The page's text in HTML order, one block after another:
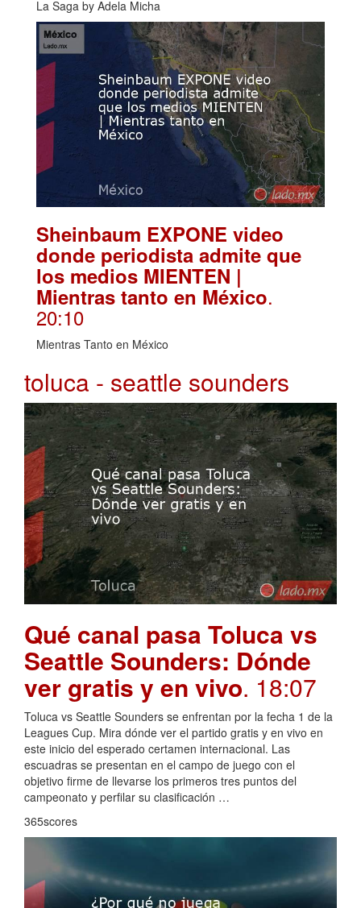
La Saga by Adela Micha
Sheinbaum EXPONE video
donde periodista admite que
los medios MIENTEN |
Mientras tanto en México.
20:10
Mientras Tanto en México
toluca - seattle sounders
Qué canal pasa Toluca vs
Seattle Sounders: Dónde
ver gratis y en vivo. 18:07
Toluca vs Seattle Sounders se enfrentan por la fecha 1 de la
Leagues Cup. Mira dónde ver el partido gratis y en vivo en
este inicio del esperado certamen internacional. Las
escuadras se presentan en el campo de juego con el
objetivo firme de llevarse los primeros tres puntos del
campeonato y perfilar su clasificación …
365scores